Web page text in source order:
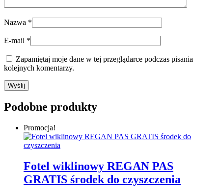
Nazwa *
E-mail *
Zapamiętaj moje dane w tej przeglądarce podczas pisania
kolejnych komentarzy.
Podobne produkty
Promocja!
Fotel wiklinowy REGAN PAS
GRATIS środek do czyszczenia